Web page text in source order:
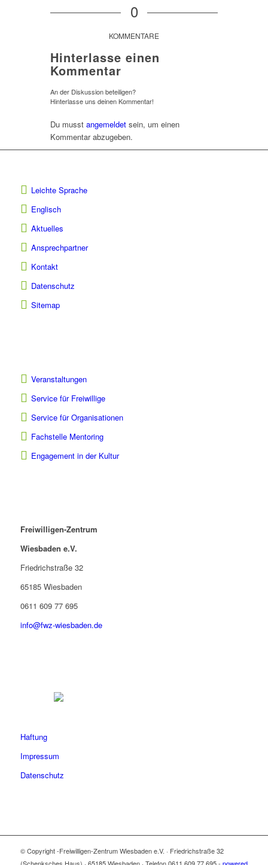
0
KOMMENTARE
Hinterlasse einen
Kommentar
An der Diskussion beteiligen?
Hinterlasse uns deinen Kommentar!
Du musst angemeldet sein, um einen
Kommentar abzugeben.
Leichte Sprache
Englisch
Aktuelles
Ansprechpartner
Kontakt
Datenschutz
Sitemap
Veranstaltungen
Service für Freiwillige
Service für Organisationen
Fachstelle Mentoring
Engagement in der Kultur
Freiwilligen-Zentrum
Wiesbaden e.V.
Friedrichstraße 32
65185 Wiesbaden
0611 609 77 695
info@fwz-wiesbaden.de
Haftung
Impressum
Datenschutz
© Copyright -Freiwilligen-Zentrum Wiesbaden e.V. · Friedrichstraße 32